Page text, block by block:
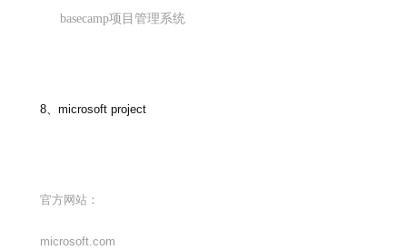
basecamp项目管理系统
8、microsoft project
官方网站：
microsoft.com